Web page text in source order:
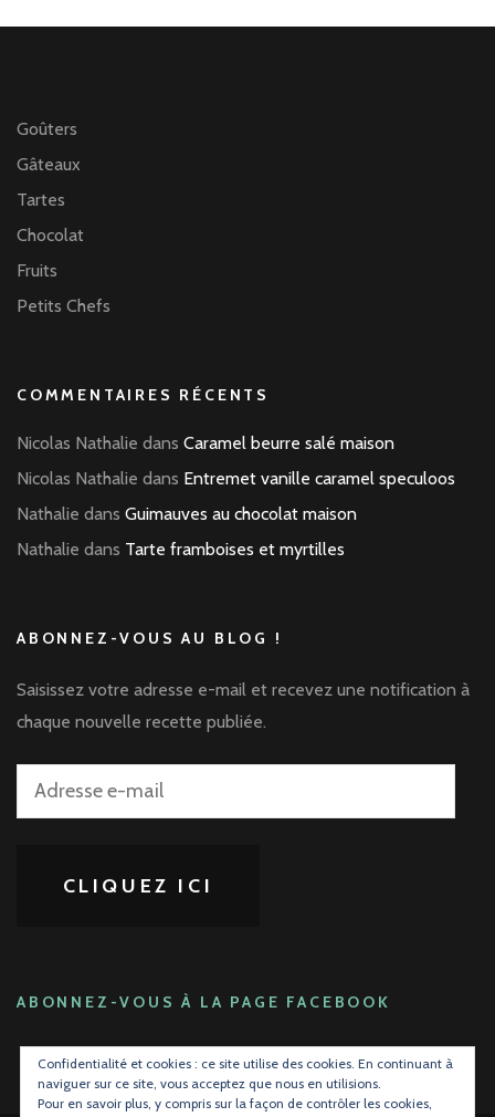
Goûters
Gâteaux
Tartes
Chocolat
Fruits
Petits Chefs
COMMENTAIRES RÉCENTS
Nicolas Nathalie dans Caramel beurre salé maison
Nicolas Nathalie dans Entremet vanille caramel speculoos
Nathalie dans Guimauves au chocolat maison
Nathalie dans Tarte framboises et myrtilles
ABONNEZ-VOUS AU BLOG !
Saisissez votre adresse e-mail et recevez une notification à
chaque nouvelle recette publiée.
Adresse
CLIQUEZ ICI
ABONNEZ-VOUS À LA PAGE FACEBOOK
Confidentialité et cookies : ce site utilise des cookies. En continuant à
naviguer sur ce site, vous acceptez que nous en utilisions.
Pour en savoir plus, y compris sur la façon de contrôler les cookies,